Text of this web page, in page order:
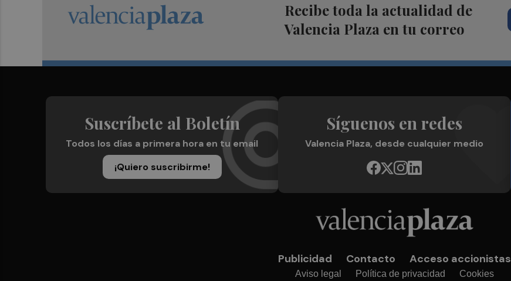
Recibe toda la actualidad de
Valencia Plaza en tu correo
Suscríbete al Boletín
Todos los días a primera hora en tu email
¡Quiero suscribirme!
Síguenos en redes
Valencia Plaza, desde cualquier medio
Publicidad Contacto Acceso accionistas
Aviso legal Política de privacidad Cookies